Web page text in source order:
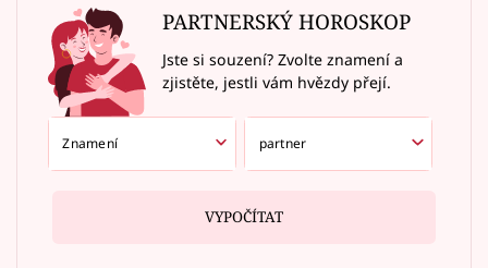
PARTNERSKÝ HOROSKOP
Jste si souzení? Zvolte znamení a
zjistěte, jestli vám hvězdy přejí.
VYPOČÍTAT